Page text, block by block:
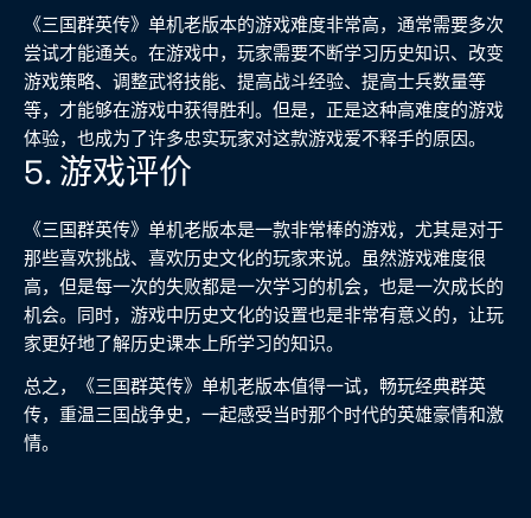
《三国群英传》单机老版本的游戏难度非常高，通常需要多次
尝试才能通关。在游戏中，玩家需要不断学习历史知识、改变
游戏策略、调整武将技能、提高战斗经验、提高士兵数量等
等，才能够在游戏中获得胜利。但是，正是这种高难度的游戏
体验，也成为了许多忠实玩家对这款游戏爱不释手的原因。
5. 游戏评价
《三国群英传》单机老版本是一款非常棒的游戏，尤其是对于
那些喜欢挑战、喜欢历史文化的玩家来说。虽然游戏难度很
高，但是每一次的失败都是一次学习的机会，也是一次成长的
机会。同时，游戏中历史文化的设置也是非常有意义的，让玩
家更好地了解历史课本上所学习的知识。
总之，《三国群英传》单机老版本值得一试，畅玩经典群英
传，重温三国战争史，一起感受当时那个时代的英雄豪情和激
情。